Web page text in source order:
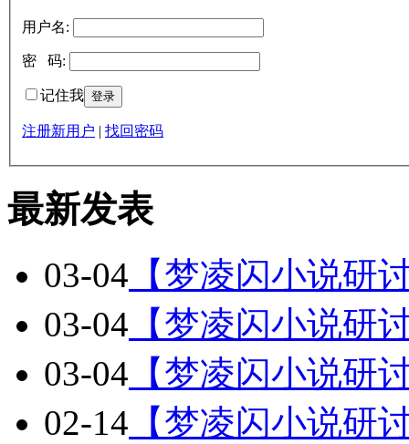
用户名:
密 码:
记住我
注册新用户 | 找回密码
最新发表
03-04 【梦凌闪小说研
03-04 【梦凌闪小说研
03-04 【梦凌闪小说研
02-14 【梦凌闪小说研